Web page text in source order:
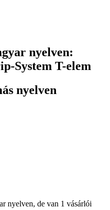
nyelven:
System T-elem
nyelven
nyelven, de van 1 vásárlói